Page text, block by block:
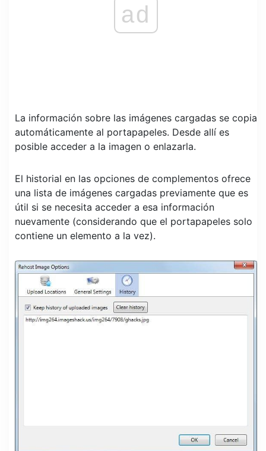
ad
La información sobre las imágenes cargadas se copia
automáticamente al portapapeles. Desde allí es
posible acceder a la imagen o enlazarla.
El historial en las opciones de complementos ofrece
una lista de imágenes cargadas previamente que es
útil si se necesita acceder a esa información
nuevamente (considerando que el portapapeles solo
contiene un elemento a la vez).